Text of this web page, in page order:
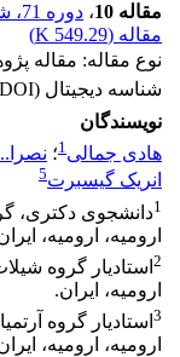
مقاله 10
، دوره 71، شماره 1
مقاله (549.29 K
)
نوع مقاله: مقاله
شناسه دیجیتال (DOI):
نویسندگان
هادی جمالی1؛
انریک گیسبرت5
1دانشجوی دکتری،
ارومیه، ارومیه،
2 استادیار گروه
ارومیه، ایران.
3 استادیار گروه
ارومیه، ارومیه،